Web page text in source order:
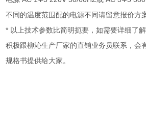
不同的温度范围配的电源不同请留意报价方
* 以上技术参数比简明扼要，如需要详细了
积极跟柳沁生产厂家的直销业务员联系，会
规格书提供给大家。